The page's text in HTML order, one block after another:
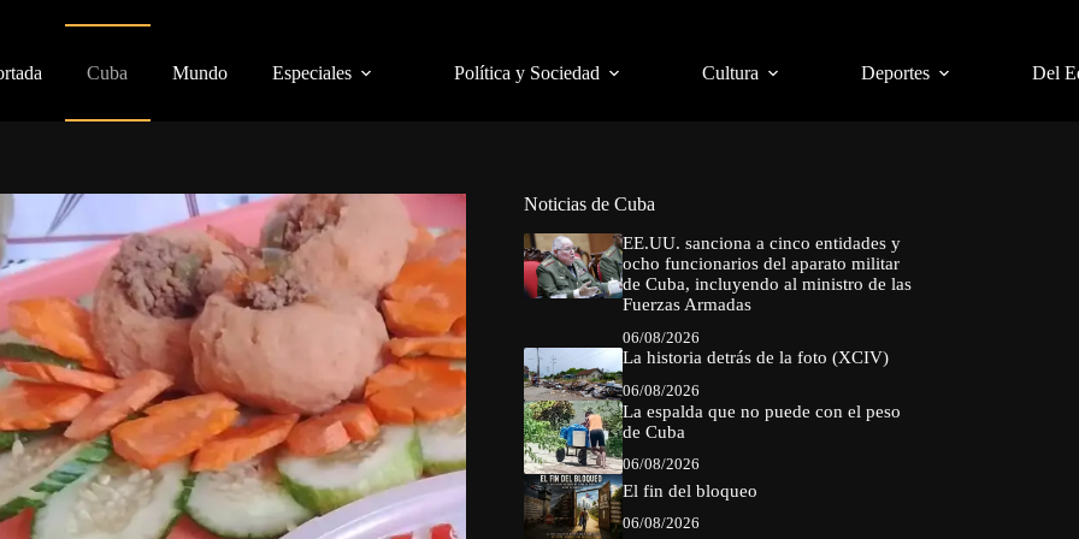
Cuba Mundo Especiales Política y Sociedad Cultura Deportes Del
Noticias de Cuba
EE.UU. sanciona a cinco entidades y
ocho funcionarios del aparato militar
de Cuba, incluyendo al ministro de las
Fuerzas Armadas
06/08/2026
La historia detrás de la foto (XCIV)
06/08/2026
La espalda que no puede con el peso
de Cuba
06/08/2026
El fin del bloqueo
06/08/2026